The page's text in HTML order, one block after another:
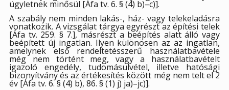
ügyletnek minősül [Áfa tv. 6. § (4) b)–c)].
A szabály nem minden lakás-, ház- vagy telekeladásra
vonatkozik. A vizsgálat tárgya egyrészt az építési telek
[Áfa tv. 259. § 7.], másrészt a beépítés alatt álló vagy
beépített új ingatlan. Ilyen különösen az az ingatlan,
amelynek első rendeltetésszerű használatbavétele
még nem történt meg, vagy a használatbavételt
igazoló engedély, tudomásulvétel, illetve hatósági
bizonyítvány és az értékesítés között még nem telt el 2
év [Áfa tv. 6. § (4) b), 86. § (1) j) ja)–jc)].